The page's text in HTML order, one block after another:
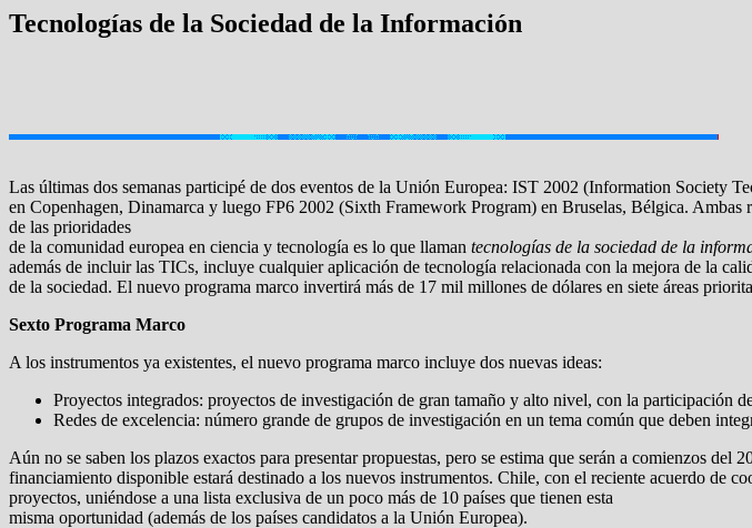
Tecnologías de la Sociedad de la Información
Las últimas dos semanas participé de dos eventos de la Unión Europea: IST 2002 (Information Society
en Copenhagen, Dinamarca y luego FP6 2002 (Sixth Framework Program) en Bruselas, Bélgica.
de las prioridades
de la comunidad europea en ciencia y tecnología es lo que llaman tecnologías de la sociedad de la
además de incluir las TICs, incluye cualquier aplicación de tecnología relacionada con la mejora de la
de la sociedad. El nuevo programa marco invertirá más de 17 mil millones de dólares en siete áreas
Sexto Programa Marco
A los instrumentos ya existentes, el nuevo programa marco incluye dos nuevas ideas:
Proyectos integrados: proyectos de investigación de gran tamaño y alto nivel, con la participación
Redes de excelencia: número grande de grupos de investigación en un tema común que deben
Aún no se saben los plazos exactos para presentar propuestas, pero se estima que serán a comienzos
financiamiento disponible estará destinado a los nuevos instrumentos. Chile, con el reciente acuerdo de
proyectos, uniéndose a una lista exclusiva de un poco más de 10 países que tienen esta
misma oportunidad (además de los países candidatos a la Unión Europea).